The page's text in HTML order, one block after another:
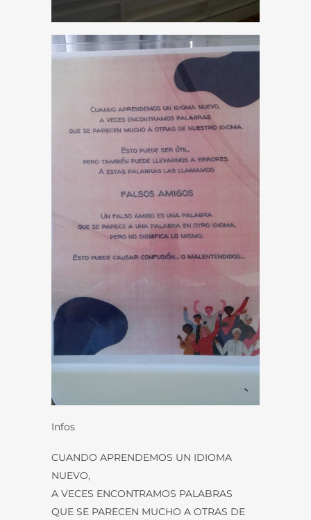
Infos
CUANDO APRENDEMOS UN IDIOMA
NUEVO,
A VECES ENCONTRAMOS PALABRAS
QUE SE PARECEN MUCHO A OTRAS DE